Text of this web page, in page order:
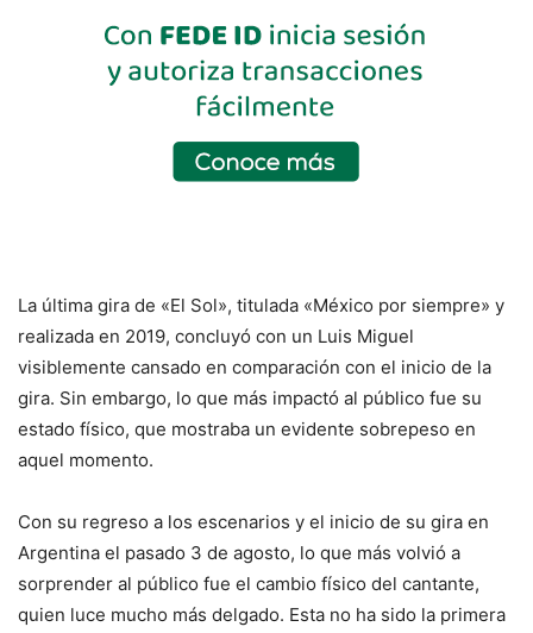
La última gira de «El Sol», titulada «México por siempre» y
realizada en 2019, concluyó con un Luis Miguel
visiblemente cansado en comparación con el inicio de la
gira. Sin embargo, lo que más impactó al público fue su
estado físico, que mostraba un evidente sobrepeso en
aquel momento.
Con su regreso a los escenarios y el inicio de su gira en
Argentina el pasado 3 de agosto, lo que más volvió a
sorprender al público fue el cambio físico del cantante,
quien luce mucho más delgado. Esta no ha sido la primera